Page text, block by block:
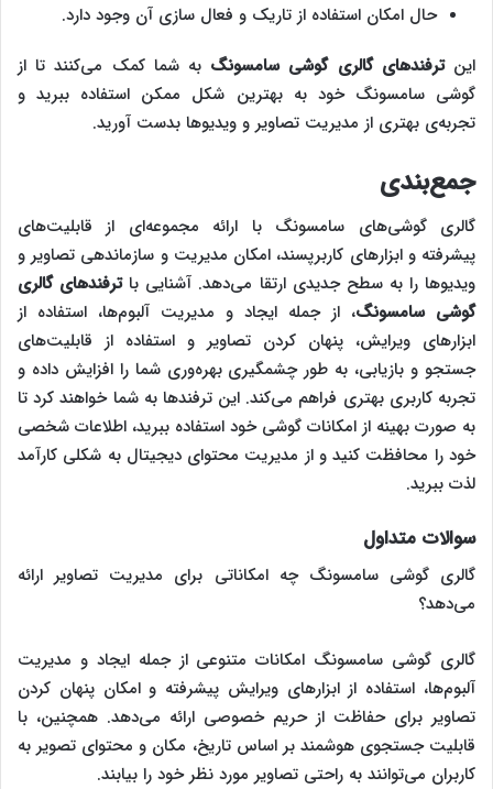
حال امکان استفاده از تاریک و فعال سازی آن وجود دارد.
اینترفندهای گالری گوشی سامسونگ به شما کمک می‌کنند تا از
گوشی سامسونگ خود به بهترین شکل ممکن استفاده ببرید و
تجربه‌ی بهتری از مدیریت تصاویر و ویدیوها بدست آورید.
جمع‌بندی
گالری گوشی‌های سامسونگ با ارائه مجموعه‌ای از قابلیت‌های
پیشرفته و ابزارهای کاربرپسند، امکان مدیریت و سازماندهی تصاویر و
ویدیوها را به سطح جدیدی ارتقا می‌دهد. آشنایی باترفندهای گالری
گوشی سامسونگ، از جمله ایجاد و مدیریت آلبوم‌ها، استفاده از
ابزارهای ویرایش، پنهان کردن تصاویر و استفاده از قابلیت‌های
جستجو و بازیابی، به طور چشمگیری بهره‌وری شما را افزایش داده و
تجربه کاربری بهتری فراهم می‌کند. این ترفندها به شما خواهند کرد تا
به صورت بهینه از امکانات گوشی خود استفاده ببرید، اطلاعات شخصی
خود را محافظت کنید و از مدیریت محتوای دیجیتال به شکلی کارآمد
لذت ببرید.
سوالات متداول
گالری گوشی سامسونگ چه امکاناتی برای مدیریت تصاویر ارائه
می‌دهد؟
گالری گوشی سامسونگ امکانات متنوعی از جمله ایجاد و مدیریت
آلبوم‌ها، استفاده از ابزارهای ویرایش پیشرفته و امکان پنهان کردن
تصاویر برای حفاظت از حریم خصوصی ارائه می‌دهد. همچنین، با
قابلیت جستجوی هوشمند بر اساس تاریخ، مکان و محتوای تصویر به
کاربران می‌توانند به راحتی تصاویر مورد نظر خود را بیابند.